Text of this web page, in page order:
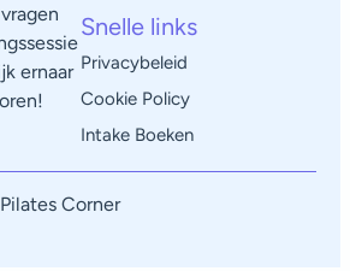
ernaar
Snelle links
Privacybeleid
Cookie Policy
Intake Boeken
Corner